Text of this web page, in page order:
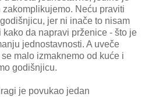
Neću praviti
jer ni inače to nisam
da napravi prženice - što je
jednostavnosti. A uveče
malo izmaknemo od kuće i
godišnjicu.
je povukao jedan